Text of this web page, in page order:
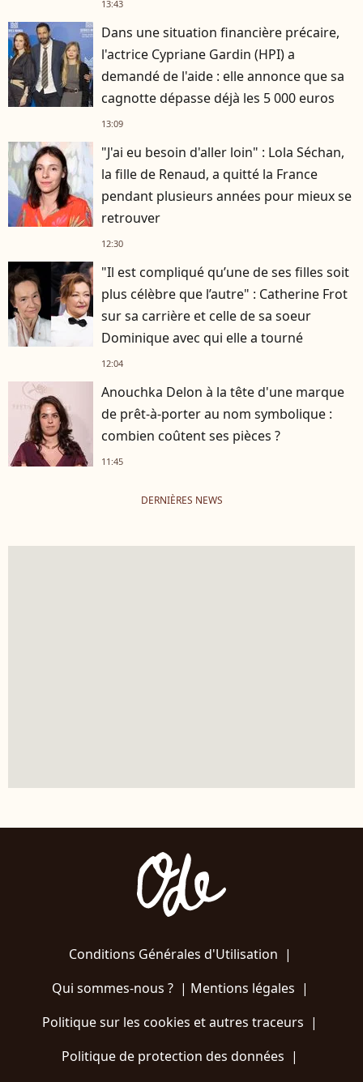
13:43
Dans une situation financière précaire,
l'actrice Cypriane Gardin (HPI) a
demandé de l'aide : elle annonce que sa
cagnotte dépasse déjà les 5 000 euros
13:09
"J'ai eu besoin d'aller loin" : Lola Séchan,
la fille de Renaud, a quitté la France
pendant plusieurs années pour mieux se
retrouver
12:30
"Il est compliqué qu’une de ses filles soit
plus célèbre que l’autre" : Catherine Frot
sur sa carrière et celle de sa soeur
Dominique avec qui elle a tourné
12:04
Anouchka Delon à la tête d'une marque
de prêt-à-porter au nom symbolique :
combien coûtent ses pièces ?
11:45
DERNIÈRES NEWS
Conditions Générales d'Utilisation |
Qui sommes-nous ?| Mentions légales |
Politique sur les cookies et autres traceurs |
Politique de protection des données |